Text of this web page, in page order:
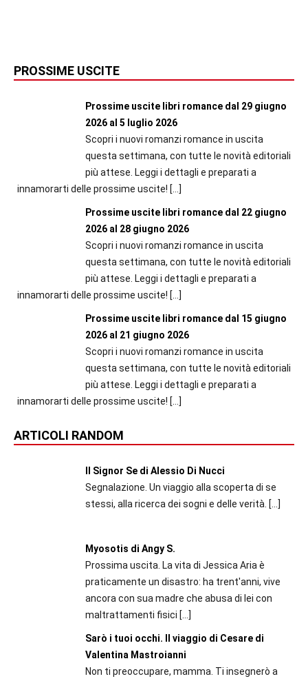
PROSSIME USCITE
Prossime uscite libri romance dal 29 giugno
2026 al 5 luglio 2026
Scopri i nuovi romanzi romance in uscita
questa settimana, con tutte le novità editoriali
più attese. Leggi i dettagli e preparati a
innamorarti delle prossime uscite! […]
Prossime uscite libri romance dal 22 giugno
2026 al 28 giugno 2026
Scopri i nuovi romanzi romance in uscita
questa settimana, con tutte le novità editoriali
più attese. Leggi i dettagli e preparati a
innamorarti delle prossime uscite! […]
Prossime uscite libri romance dal 15 giugno
2026 al 21 giugno 2026
Scopri i nuovi romanzi romance in uscita
questa settimana, con tutte le novità editoriali
più attese. Leggi i dettagli e preparati a
innamorarti delle prossime uscite! […]
ARTICOLI RANDOM
Il Signor Se di Alessio Di Nucci
Segnalazione. Un viaggio alla scoperta di se
stessi, alla ricerca dei sogni e delle verità. […]
Myosotis di Angy S.
Prossima uscita. La vita di Jessica Aria è
praticamente un disastro: ha trent'anni, vive
ancora con sua madre che abusa di lei con
maltrattamenti fisici […]
Sarò i tuoi occhi. Il viaggio di Cesare di
Valentina Mastroianni
Non ti preoccupare, mamma. Ti insegnerò a